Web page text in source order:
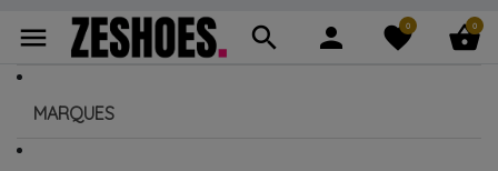
menu search person favorite
0 shopping_basket
0
MARQUES